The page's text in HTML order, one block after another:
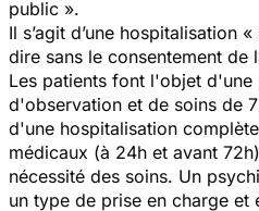
public ».
Il s’agit d’une hospitalisation
dire sans le consentement de
Les patients font l'objet d'une
d'observation et de soins de
d'une hospitalisation
médicaux (à 24h et avant
nécessité des soins. Un
un type de prise en charge et